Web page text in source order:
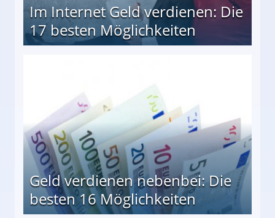
Im Internet Geld verdienen: Die
17 besten Möglichkeiten
Geld verdienen nebenbei: Die
besten 16 Möglichkeiten